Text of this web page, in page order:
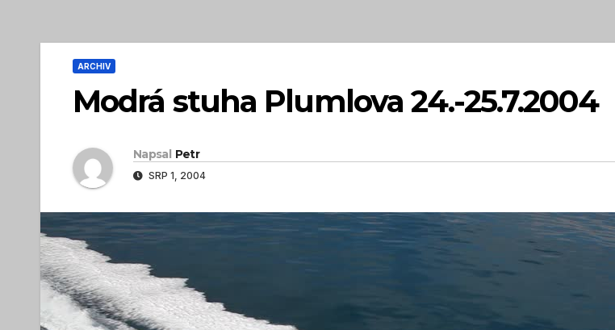
ARCHIV
Modrá stuha Plumlova 24.-25.7.2004
Napsal Petr
SRP 1, 2004